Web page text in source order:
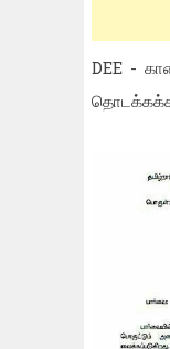
DEE -